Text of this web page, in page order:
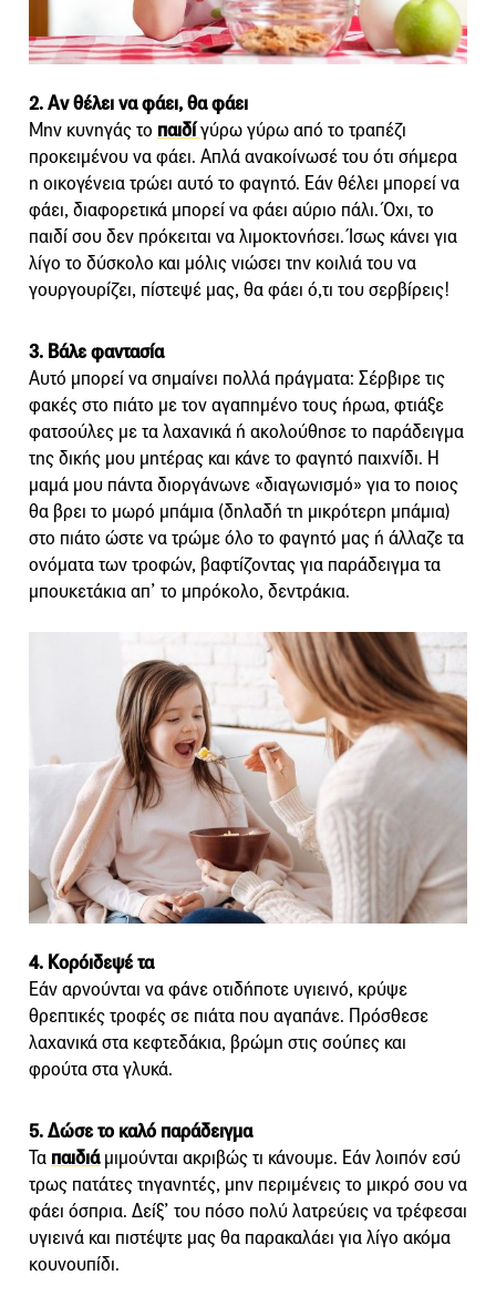
2. Αν θέλει να φάει, θα φάει
Μην κυνηγάς το παιδίγύρω γύρω από το τραπέζι
προκειμένου να φάει. Απλά ανακοίνωσέ του ότι σήμερα
η οικογένεια τρώει αυτό το φαγητό. Εάν θέλει μπορεί να
φάει, διαφορετικά μπορεί να φάει αύριο πάλι. Όχι, το
παιδί σου δεν πρόκειται να λιμοκτονήσει. Ίσως κάνει για
λίγο το δύσκολο και μόλις νιώσει την κοιλιά του να
γουργουρίζει, πίστεψέ μας, θα φάει ό,τι του σερβίρεις!
3. Βάλε φαντασία
Αυτό μπορεί να σημαίνει πολλά πράγματα: Σέρβιρε τις
φακές στο πιάτο με τον αγαπημένο τους ήρωα, φτιάξε
φατσούλες με τα λαχανικά ή ακολούθησε το παράδειγμα
της δικής μου μητέρας και κάνε το φαγητό παιχνίδι. Η
μαμά μου πάντα διοργάνωνε «διαγωνισμό» για το ποιος
θα βρει το μωρό μπάμια (δηλαδή τη μικρότερη μπάμια)
στο πιάτο ώστε να τρώμε όλο το φαγητό μας ή άλλαζε τα
ονόματα των τροφών, βαφτίζοντας για παράδειγμα τα
μπουκετάκια απ’ το μπρόκολο, δεντράκια.
4. Κορόιδεψέ τα
Εάν αρνούνται να φάνε οτιδήποτε υγιεινό, κρύψε
θρεπτικές τροφές σε πιάτα που αγαπάνε. Πρόσθεσε
λαχανικά στα κεφτεδάκια, βρώμη στις σούπες και
φρούτα στα γλυκά.
5. Δώσε το καλό παράδειγμα
Τα παιδιάμιμούνται ακριβώς τι κάνουμε. Εάν λοιπόν εσύ
τρως πατάτες τηγανητές, μην περιμένεις το μικρό σου να
φάει όσπρια. Δείξ’ του πόσο πολύ λατρεύεις να τρέφεσαι
υγιεινά και πιστέψτε μας θα παρακαλάει για λίγο ακόμα
κουνουπίδι.